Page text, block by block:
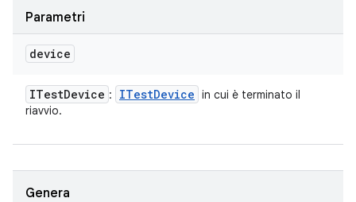
Parametri
device
ITestDevice : ITestDevice in cui è terminato il
riavvio.
Genera